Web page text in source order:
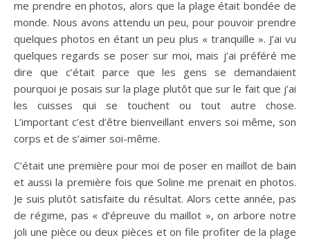
me prendre en photos, alors que la plage était bondée de
monde. Nous avons attendu un peu, pour pouvoir prendre
quelques photos en étant un peu plus « tranquille ». J’ai vu
quelques regards se poser sur moi, mais j’ai préféré me
dire que c’était parce que les gens se demandaient
pourquoi je posais sur la plage plutôt que sur le fait que j’ai
les cuisses qui se touchent ou tout autre chose.
L’important c’est d’être bienveillant envers soi même, son
corps et de s’aimer soi-même.
C’était une première pour moi de poser en maillot de bain
et aussi la première fois que Soline me prenait en photos.
Je suis plutôt satisfaite du résultat. Alors cette année, pas
de régime, pas « d’épreuve du maillot », on arbore notre
joli une pièce ou deux pièces et on file profiter de la plage